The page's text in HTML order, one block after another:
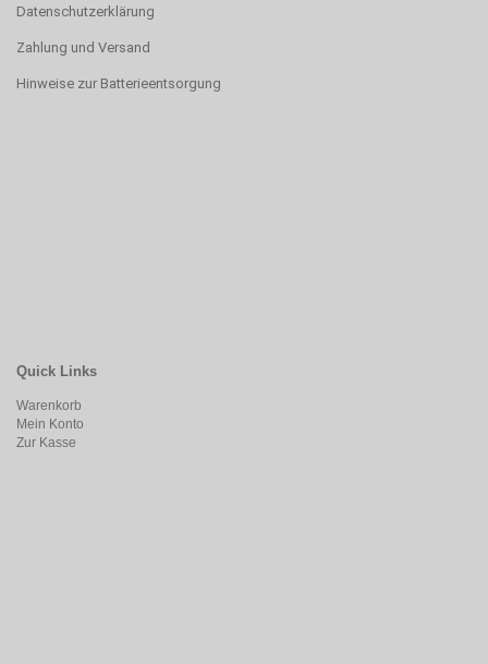
Datenschutzerklärung
Zahlung und Versand
Hinweise zur Batterieentsorgung
Quick Links
Warenkorb
Mein Konto
Zur Kasse